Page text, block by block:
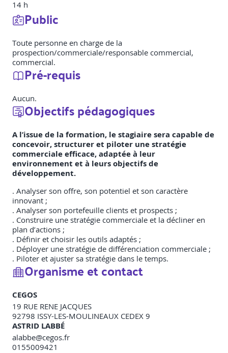
14 h
Public
Toute personne en charge de la
prospection/commerciale/responsable commercial,
commercial.
Pré-requis
Aucun.
Objectifs pédagogiques
A l’issue de la formation, le stagiaire sera capable de
concevoir, structurer et piloter une stratégie
commerciale efficace, adaptée à leur
environnement et à leurs objectifs de
développement.
. Analyser son offre, son potentiel et son caractère
innovant ;
. Analyser son portefeuille clients et prospects ;
. Construire une stratégie commerciale et la décliner en
plan d’actions ;
. Définir et choisir les outils adaptés ;
. Déployer une stratégie de différenciation commerciale ;
. Piloter et ajuster sa stratégie dans le temps.
Organisme et contact
CEGOS
19 RUE RENE JACQUES
92798 ISSY-LES-MOULINEAUX CEDEX 9
ASTRID LABBÉ
alabbe@cegos.fr
0155009421